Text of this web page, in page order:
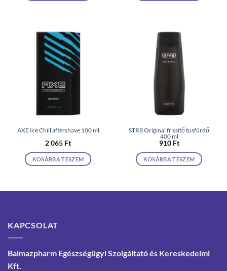
AXE Ice Chill aftershave 100 ml
2 065 Ft
KOSÁRBA TESZEM
STR8 Original frissítő tusfürdő
400 ml
910 Ft
KOSÁRBA TESZEM
KAPCSOLAT
Balmazpharm Egészségügyi Szolgáltató és Kereskedelmi
Kft.